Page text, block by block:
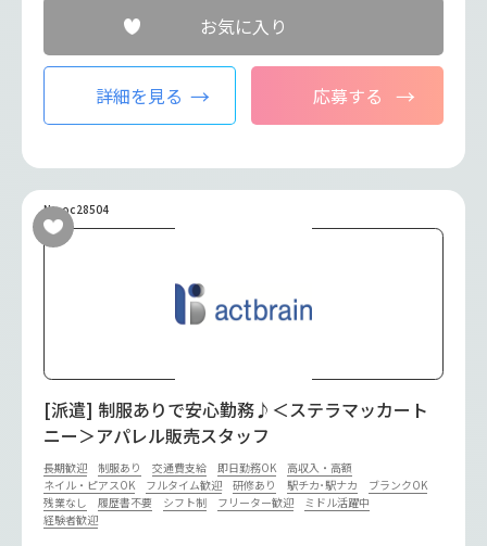
お気に入り
詳細を見る 応募する
No.oc28504
[派遣] 制服ありで安心勤務♪＜ステラマッカート
ニー＞アパレル販売スタッフ
長期歓迎 制服あり 交通費支給 即日勤務OK
高収入・高額
ネイル・ピアスOK
フルタイム歓迎 研修あり 駅チカ･駅ナカ
ブランクOK
残業なし
履歴書不要 シフト制 フリーター歓迎
ミドル活躍中
経験者歓迎